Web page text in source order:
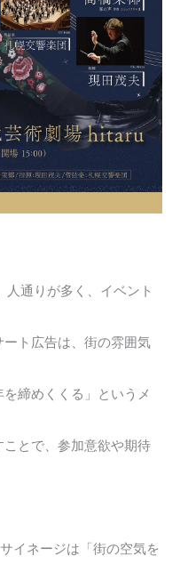
通りが多く、イベント
ト広告は、街の雰囲気
締めくくる」というメ
とで、参加意欲や期待
イネージは「街の空気を